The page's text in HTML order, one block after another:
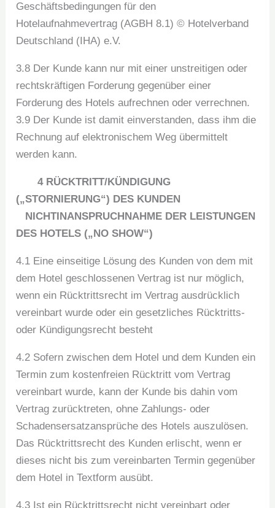
Geschäftsbedingungen für den
Hotelaufnahmevertrag (AGBH 8.1) © Hotelverband
Deutschland (IHA) e.V.
3.8 Der Kunde kann nur mit einer unstreitigen oder
rechtskräftigen Forderung gegenüber einer
Forderung des Hotels aufrechnen oder verrechnen.
3.9 Der Kunde ist damit einverstanden, dass ihm die
Rechnung auf elektronischem Weg übermittelt
werden kann.
4 RÜCKTRITT/KÜNDIGUNG
(„STORNIERUNG“) DES KUNDEN
NICHTINANSPRUCHNAHME DER LEISTUNGEN
DES HOTELS („NO SHOW“)
4.1 Eine einseitige Lösung des Kunden von dem mit
dem Hotel geschlossenen Vertrag ist nur möglich,
wenn ein Rücktrittsrecht im Vertrag ausdrücklich
vereinbart wurde oder ein gesetzliches Rücktritts-
oder Kündigungsrecht besteht
4.2 Sofern zwischen dem Hotel und dem Kunden ein
Termin zum kostenfreien Rücktritt vom Vertrag
vereinbart wurde, kann der Kunde bis dahin vom
Vertrag zurücktreten, ohne Zahlungs- oder
Schadensersatzansprüche des Hotels auszulösen.
Das Rücktrittsrecht des Kunden erlischt, wenn er
dieses nicht bis zum vereinbarten Termin gegenüber
dem Hotel in Textform ausübt.
4.3 Ist ein Rücktrittsrecht nicht vereinbart oder